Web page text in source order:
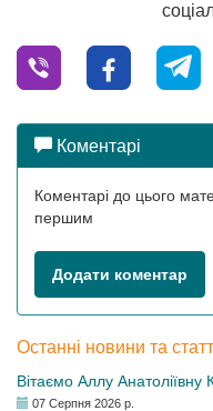
Коментарі
Коментарі до цього
першим
Додати коментар
Останні новини та
Вітаємо Аллу
07 Серпня 2026 р.